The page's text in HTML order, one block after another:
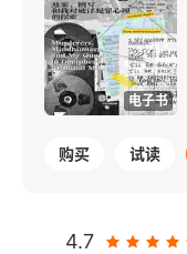
电子书
购买 试读
4.7